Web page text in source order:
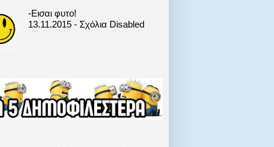
-Εισαι φυτο!
13.11.2015 - Σχόλια Disabled